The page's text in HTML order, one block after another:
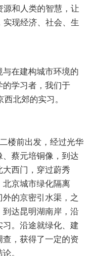
和人类的智慧，让
现经济、社会、生
在建构城市环境的
学习者，我们于
北郊的实习。
楼前出发，经过光华
蔡元培铜像，到达
西门，穿过蔚秀
北京城市绿化隔离
的京密引水渠，之
到达昆明湖南岸，沿
。沿途就绿化、建
，获得了一定的资
。